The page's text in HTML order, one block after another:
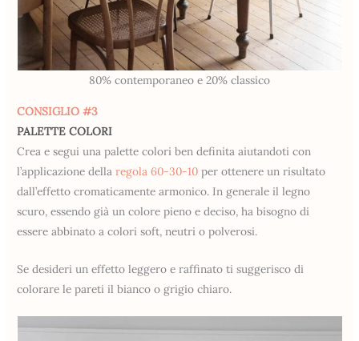
80% contemporaneo e 20% classico
CONSIGLIO #3
PALETTE COLORI
Crea e segui una palette colori ben definita aiutandoti con
l’applicazione dellaregola 60-30-10 per ottenere un risultato
dall’effetto cromaticamente armonico. In generale il legno
scuro, essendo già un colore pieno e deciso, ha bisogno di
essere abbinato a colori soft, neutri o polverosi.
Se desideri un effetto leggero e raffinato ti suggerisco di
colorare le pareti il bianco o grigio chiaro.